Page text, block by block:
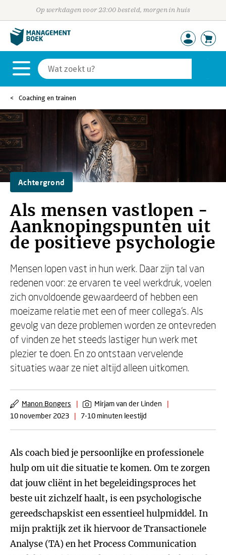
Op werkdagen voor 23:00 besteld, morgen in huis
Coaching en trainen
Achtergrond
Als mensen vastlopen -
Aanknopingspunten uit
de positieve psychologie
Mensen lopen vast in hun werk. Daar zijn tal van
redenen voor: ze ervaren te veel werkdruk, voelen
zich onvoldoende gewaardeerd of hebben een
moeizame relatie met een of meer collega’s. Als
gevolg van deze problemen worden ze ontevreden
of vinden ze het steeds lastiger hun werk met
plezier te doen. En zo ontstaan vervelende
situaties waar ze niet altijd alleen uitkomen.
Manon Bongers | Mirjam van der Linden
|
10 november 2023
| 7-10 minuten leestijd
Als coach bied je persoonlijke en professionele
hulp om uit die situatie te komen. Om te zorgen
dat jouw cliënt in het begeleidingsproces het
beste uit zichzelf haalt, is een psychologische
gereedschapskist een essentieel hulpmiddel. In
mijn praktijk zet ik hiervoor de Transactionele
Analyse (TA) en het Process Communication